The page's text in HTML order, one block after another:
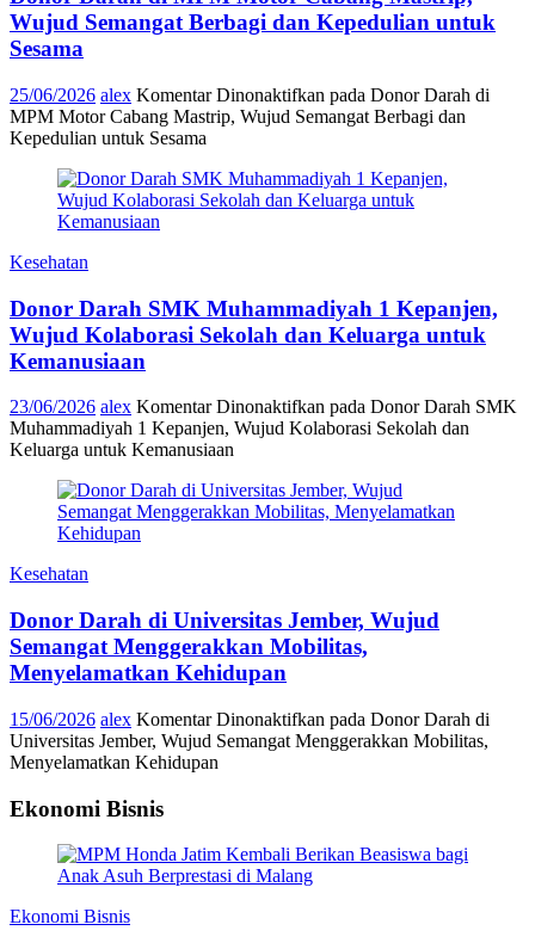
Wujud Semangat Berbagi dan Kepedulian untuk
Sesama
25/06/2026 alex Komentar Dinonaktifkan pada Donor Darah di
MPM Motor Cabang Mastrip, Wujud Semangat Berbagi dan
Kepedulian untuk Sesama
Kesehatan
Donor Darah SMK Muhammadiyah 1 Kepanjen,
Wujud Kolaborasi Sekolah dan Keluarga untuk
Kemanusiaan
23/06/2026 alex Komentar Dinonaktifkan pada Donor Darah SMK
Muhammadiyah 1 Kepanjen, Wujud Kolaborasi Sekolah dan
Keluarga untuk Kemanusiaan
Kesehatan
Donor Darah di Universitas Jember, Wujud
Semangat Menggerakkan Mobilitas,
Menyelamatkan Kehidupan
15/06/2026 alex Komentar Dinonaktifkan pada Donor Darah di
Universitas Jember, Wujud Semangat Menggerakkan Mobilitas,
Menyelamatkan Kehidupan
Ekonomi Bisnis
Ekonomi Bisnis